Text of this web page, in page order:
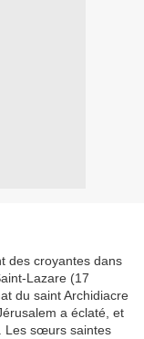
des croyantes dans
Lazare (17
du saintArchidiacre
a éclaté, et
Les sœurs saintes